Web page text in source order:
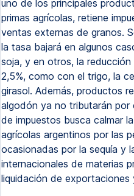
uno de los principales
primas agrícolas, retiene
ventas externas de granos.
la tasa bajará en algunos
soja, y en otros, la reducción
2,5%, como con el trigo, la
girasol. Además, productos
algodón ya no tributarán
de impuestos busca calmar
agrícolas argentinos por las
ocasionadas por la sequía y
internacionales de materias
liquidación de exportaciones